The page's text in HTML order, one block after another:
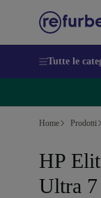
Tutte le
Home Prodotti
HP
Ultra